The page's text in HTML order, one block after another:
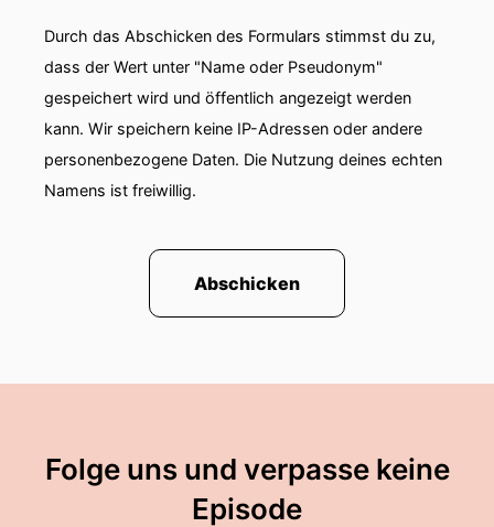
Durch das Abschicken des Formulars stimmst du zu,
dass der Wert unter "Name oder Pseudonym"
gespeichert wird und öffentlich angezeigt werden
kann. Wir speichern keine IP-Adressen oder andere
personenbezogene Daten. Die Nutzung deines echten
Namens ist freiwillig.
Abschicken
Folge uns und verpasse keine
Episode